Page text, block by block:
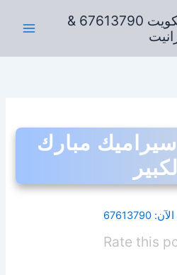
فني تركيب سيراميك الكويت 67613790 &
مبارك
الكبير
67613790
Rate this